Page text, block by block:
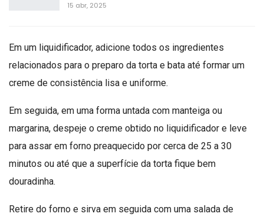
15 abr, 2025
Em um liquidificador, adicione todos os ingredientes
relacionados para o preparo da torta e bata até formar um
creme de consistência lisa e uniforme.
Em seguida, em uma forma untada com manteiga ou
margarina, despeje o creme obtido no liquidificador e leve
para assar em forno preaquecido por cerca de 25 a 30
minutos ou até que a superfície da torta fique bem
douradinha.
Retire do forno e sirva em seguida com uma salada de